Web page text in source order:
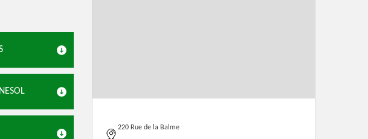
220 Rue de la Balme